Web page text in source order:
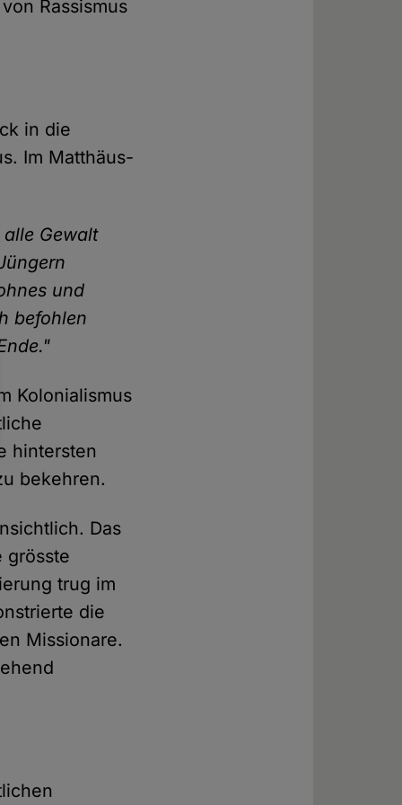
Rassismus
in die
Im Matthäus-
Gewalt
und
befohlen
Kolonialismus
hintersten
bekehren.
Das
grösste
trug im
die
Missionare.